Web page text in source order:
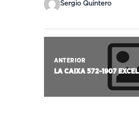
Sergio Quintero
ANTERIOR
LA CAIXA 572-1907 EXCEL